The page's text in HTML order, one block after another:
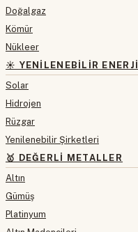
Doğalgaz
Kömür
Nükleer
☀️ YENILENEBILIR ENERJI
Solar
Hidrojen
Rüzgar
Yenilenebilir Şirketleri
🥇 DEĞERLI METALLER
Altın
Gümüş
Platinyum